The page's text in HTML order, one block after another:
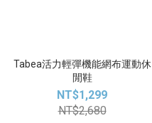
Tabea活力輕彈機能網布運動休
閒鞋
NT$1,299
NT$2,680